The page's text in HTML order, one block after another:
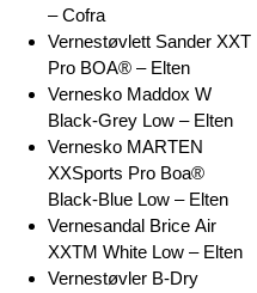
– Cofra
Vernestøvlett Sander XXT
Pro BOA® – Elten
Vernesko Maddox W
Black-Grey Low – Elten
Vernesko MARTEN
XXSports Pro Boa®
Black-Blue Low – Elten
Vernesandal Brice Air
XXTM White Low – Elten
Vernestøvler B-Dry